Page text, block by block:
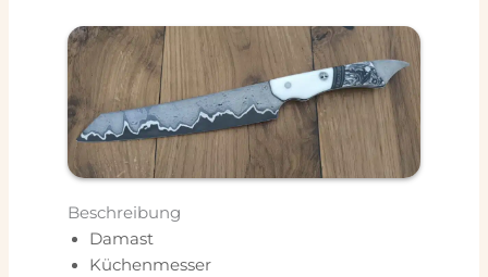
Beschreibung
Damast
Küchenmesser